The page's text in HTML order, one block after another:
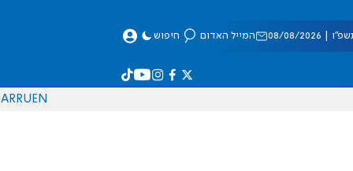
08/2026 המייל האדום חיפוש
EN
RU
AR